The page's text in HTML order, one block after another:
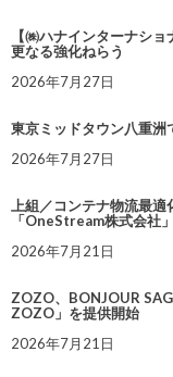
【㈱ハナインターナシ
更なる強化ねらう
2026年7月27日
東京ミッドタウン八重洲
2026年7月27日
上組／コンテナ物流最適
「OneStream株式会社
2026年7月21日
ZOZO、BONJOUR
ZOZO」を提供開始
2026年7月21日